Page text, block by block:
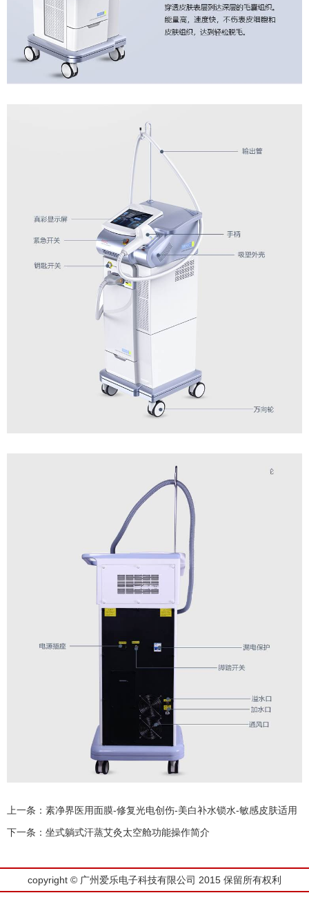
上一条： 素净界医用面膜-修复光电创伤-美白补水锁水-敏感皮肤适用
下一条： 坐式躺式汗蒸艾灸太空舱功能操作简介
copyright © 广州爱乐电子科技有限公司 2015 保留所有权利